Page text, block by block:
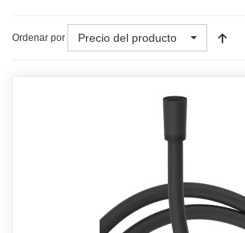
Ordenar por Precio del producto